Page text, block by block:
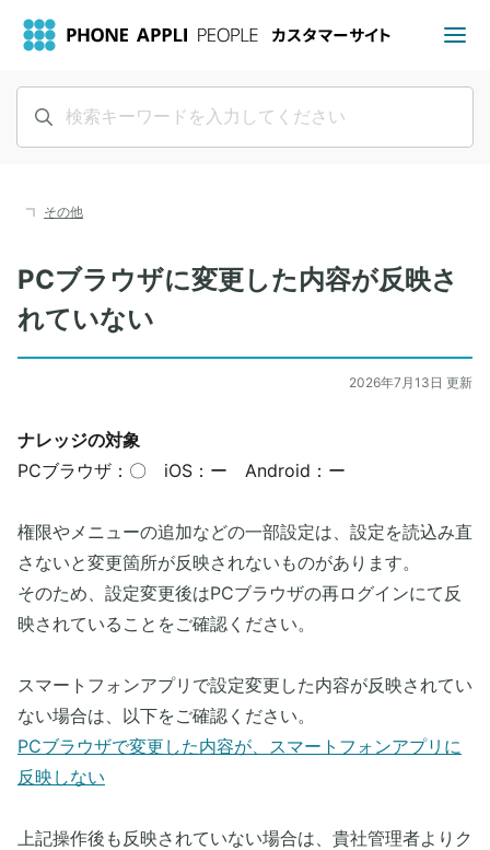
その他
PCブラウザに変更した内容が反映さ
れていない
2026年7月13日 更新
ナレッジの対象
PCブラウザ：〇 iOS：ー Android：ー
権限やメニューの追加などの一部設定は、設定を読込み直
さないと変更箇所が反映されないものがあります。
そのため、設定変更後はPCブラウザの再ログインにて反
映されていることをご確認ください。
スマートフォンアプリで設定変更した内容が反映されてい
ない場合は、以下をご確認ください。
PCブラウザで変更した内容が、スマートフォンアプリに
反映しない
上記操作後も反映されていない場合は、貴社管理者よりク